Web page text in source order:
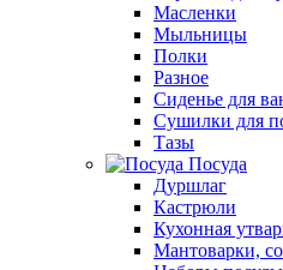
Масленки
Мыльницы
Полки
Разное
Сиденье для
Сушилки для
Тазы
Посуда
Дуршлаг
Кастрюли
Кухонная
Мантоварки,